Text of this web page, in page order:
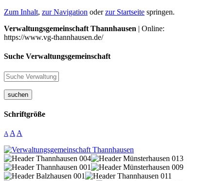
Zum Inhalt, zur Navigation oderzur Startseite springen.
Verwaltungsgemeinschaft Thannhausen | Online:
https://www.vg-thannhausen.de/
Suche Verwaltungsgemeinschaft
suchen
Schriftgröße
A A A